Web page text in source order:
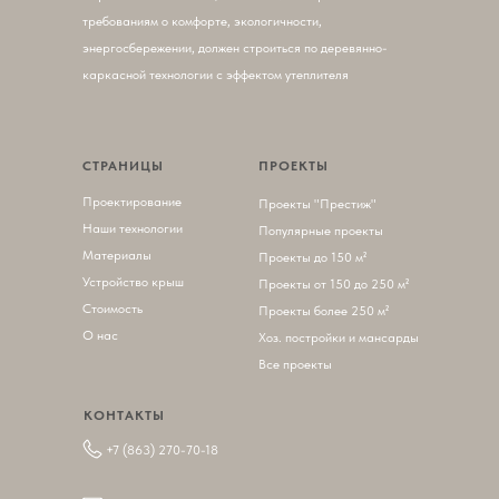
СТРАНИЦЫ
Проектирование
Наши технологии
Материалы
Устройство крыш
Стоимость
О нас
ПРОЕКТЫ
Проекты "Престиж"
Популярные проекты
Проекты до 150 м²
Проекты от 150 до 250 м²
Проекты более 250 м²
Хоз. постройки и мансарды
Все проекты
КОНТАКТЫ
+7 (863) 270-70-18
требованиям о комфорте, экологичности,
энергосбережении, должен строиться по деревянно-
каркасной технологии с эффектом утеплителя